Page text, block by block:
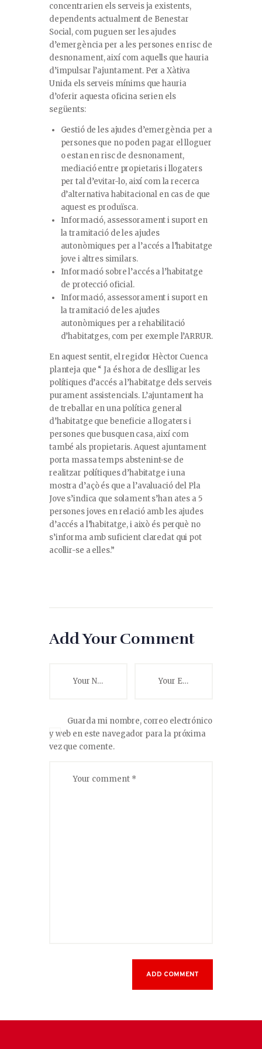
concentrarien els serveis ja existents,
dependents actualment de Benestar
Social, com puguen ser les ajudes
d’emergència per a les persones en risc de
desnonament, així com aquells que hauria
d’impulsar l’ajuntament. Per a Xàtiva
Unida els serveis mínims que hauria
d’oferir aquesta oficina serien els
següents:
Gestió de les ajudes d’emergència per a
persones que no poden pagar el lloguer
o estan en risc de desnonament,
mediació entre propietaris i llogaters
per tal d’evitar-lo, així com la recerca
d’alternativa habitacional en cas de que
aquest es produïsca.
Informació, assessorament i suport en
la tramitació de les ajudes
autonòmiques per a l’accés a l’habitatge
jove i altres similars.
Informació sobre l’accés a l’habitatge
de protecció oficial.
Informació, assessorament i suport en
la tramitació de les ajudes
autonòmiques per a rehabilitació
d’habitatges, com per exemple l’ARRUR.
En aquest sentit, el regidor Hèctor Cuenca
planteja que “ Ja és hora de deslligar les
polítiques d’accés a l’habitatge dels serveis
purament assistencials. L’ajuntament ha
de treballar en una política general
d’habitatge que beneficie a llogaters i
persones que busquen casa, així com
també als propietaris. Aquest ajuntament
porta massa temps abstenint-se de
realitzar polítiques d’habitatge i una
mostra d’açò és que a l’avaluació del Pla
Jove s’indica que solament s’han ates a 5
persones joves en relació amb les ajudes
d’accés a l’habitatge, i això és perquè no
s’informa amb suficient claredat qui pot
acollir-se a elles.”
Add Your Comment
Guarda mi nombre, correo electrónico
y web en este navegador para la próxima
vez que comente.